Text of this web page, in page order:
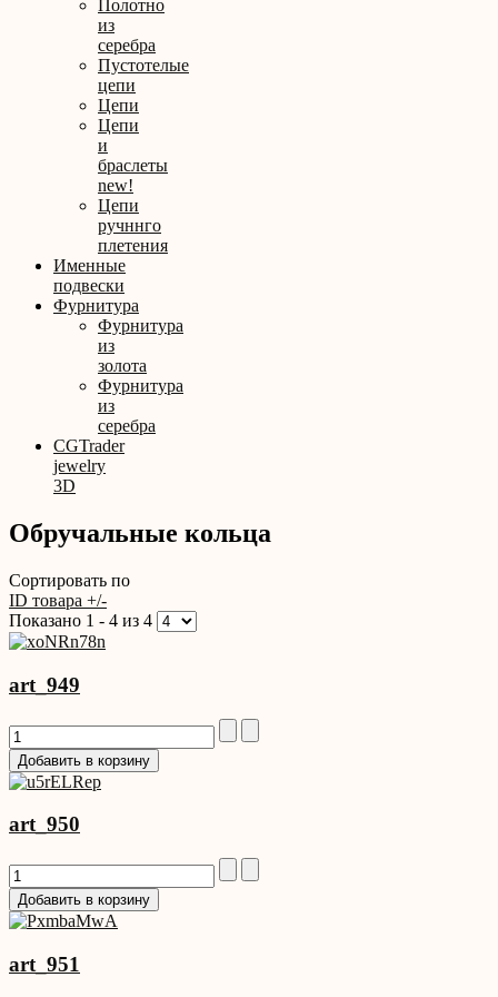
Полотно
из
серебра
Пустотелые
цепи
Цепи
Цепи
и
браслеты
new!
Цепи
ручннго
плетения
Именные
подвески
Фурнитура
Фурнитура
из
золота
Фурнитура
из
серебра
CGTrader
jewelry
3D
Обручальные кольца
Сортировать по
ID товара +/-
Показано 1 - 4 из 4
art_949
art_950
art_951